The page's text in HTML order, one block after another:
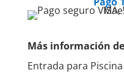
Niños
Más información
Entrada para